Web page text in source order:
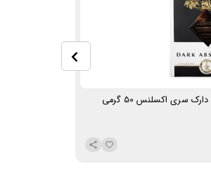
تابلت شکلات تلخ 99% ابسلوت دارک سری اکسلنس 50 گرمی